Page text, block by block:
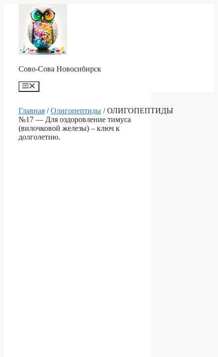
содержимому
Сово-Сова Новосибирск
Меню
Главная /Олигопептиды / ОЛИГОПЕПТИДЫ
№17 — Для оздоровление тимуса
(вилочковой железы) – ключ к
долголетию.